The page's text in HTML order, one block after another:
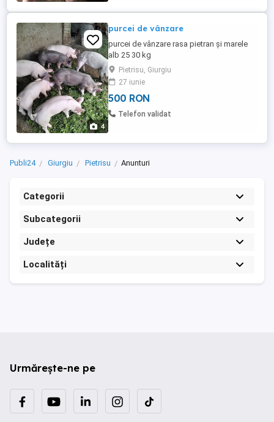
4
purcei de vânzare
purcei de vânzare rasa pietran și marele
alb 25 30 kg
Pietrisu, Giurgiu
27 iunie
500 RON
Telefon validat
Publi24 Giurgiu Pietrisu Anunturi
Categorii
Subcategorii
Județe
Localități
Urmărește-ne pe